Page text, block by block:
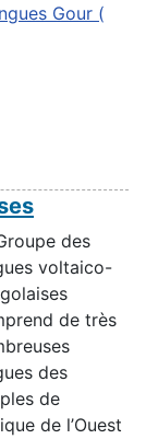
Gour (
des
voltaico-
de très
des
de
de l’Ouest